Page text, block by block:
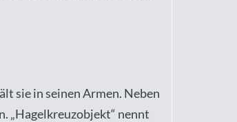
sie in seinen Armen. Neben
„Hagelkreuzobjekt“ nennt